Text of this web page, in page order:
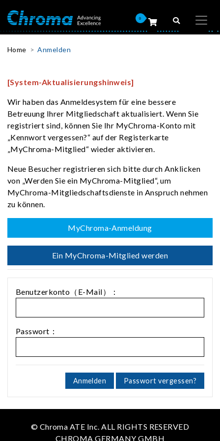
0
Home Anmelden
[System-Aktualisierungshinweis]
Wir haben das Anmeldesystem für eine bessere
Betreuung Ihrer Mitgliedschaft aktualisiert. Wenn Sie
registriert sind, können Sie Ihr MyChroma-Konto mit
„Kennwort vergessen?“ auf der Registerkarte
„MyChroma-Mitglied“ wieder aktivieren.
Neue Besucher registrieren sich bitte durch Anklicken
von „Werden Sie ein MyChroma-Mitglied“, um
MyChroma-Mitgliedschaftsdienste in Anspruch nehmen
zu können.
MyChroma-Anmeldung
Ein MyChroma-Mitglied werden
Benutzerkonto（E-Mail）：
Passwort：
Anmelden Passwort vergessen?
© Chroma ATE Inc. ALL RIGHTS RESERVED
CHROMA GERMANY GMBH